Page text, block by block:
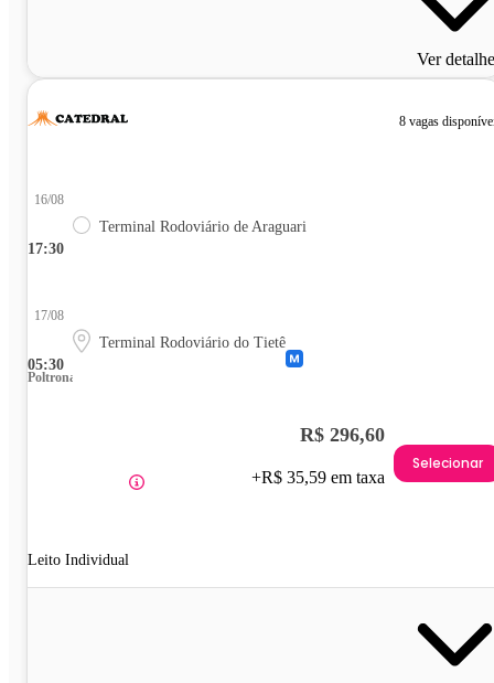
Ver
8 vagas
17:30
16/08
Terminal Rodoviário de Araguari
05:30
17/08
Terminal Rodoviário do Tietê
Poltrona
Leito Individual
R$ 296,60
+R$ 35,59 em taxa
Selecionar